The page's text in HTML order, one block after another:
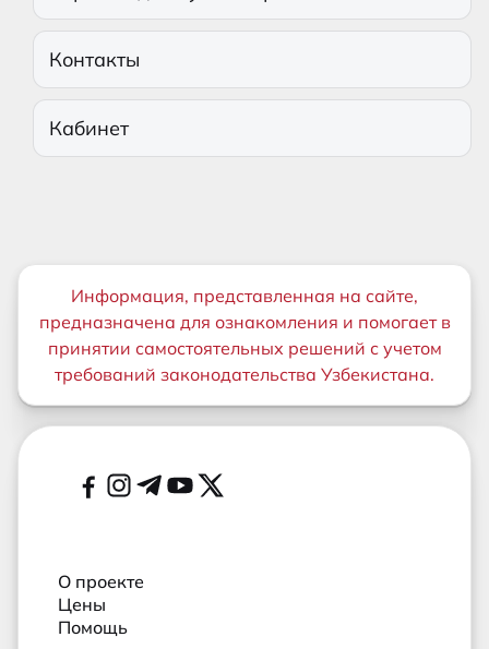
Контакты
Кабинет
Важная информация
Информация, представленная на сайте,
предназначена для ознакомления и помогает в
принятии самостоятельных решений с учетом
требований законодательства Узбекистана.
Дополнительные ссылки
Социальные сети
О проекте
Цены
Помощь